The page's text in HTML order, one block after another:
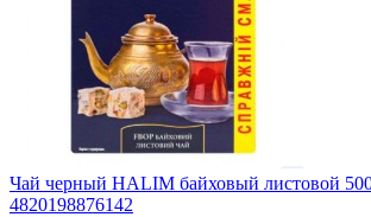
Чай черный HALIM байховый листовой
4820198876142